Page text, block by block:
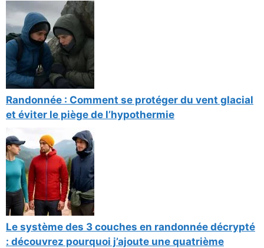
Randonnée : Comment se protéger du vent glacial
et éviter le piège de l’hypothermie
Le système des 3 couches en randonnée décrypté
: découvrez pourquoi j’ajoute une quatrième